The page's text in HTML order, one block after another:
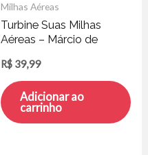
Milhas Aéreas
Turbine Suas Milhas
Aéreas – Márcio de
R$ 39,99
Adicionar ao
carrinho